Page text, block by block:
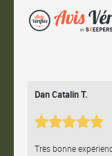
Dan Catalin T.
Très bonne